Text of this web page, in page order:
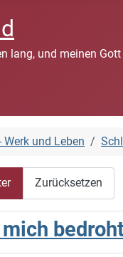
lang, und meinen
und Leben
Zurücksetzen